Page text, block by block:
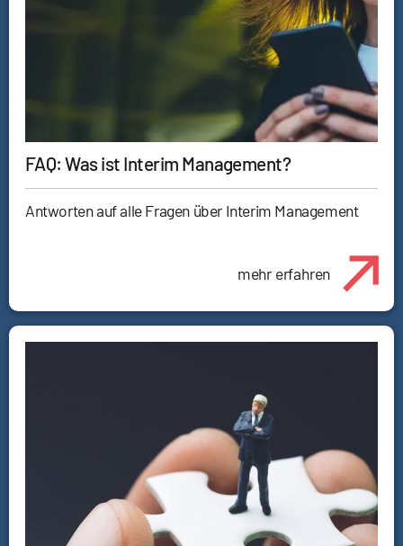
FAQ: Was ist Interim Management?
Antworten auf alle Fragen über Interim Management
mehr erfahren